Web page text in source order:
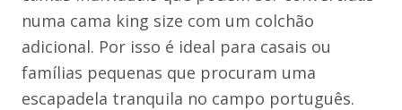
numa cama king size com um colchão
adicional. Por isso é ideal para casais ou
famílias pequenas que procuram uma
escapadela tranquila no campo português.